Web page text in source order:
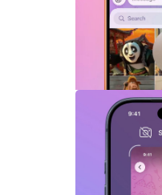
复实时生成体验
Telegram GIF标
添加文字说明与